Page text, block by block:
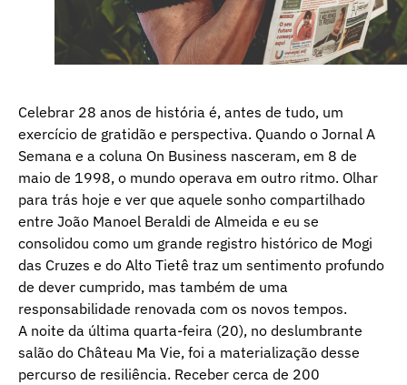
Celebrar 28 anos de história é, antes de tudo, um
exercício de gratidão e perspectiva. Quando o Jornal A
Semana e a coluna On Business nasceram, em 8 de
maio de 1998, o mundo operava em outro ritmo. Olhar
para trás hoje e ver que aquele sonho compartilhado
entre João Manoel Beraldi de Almeida e eu se
consolidou como um grande registro histórico de Mogi
das Cruzes e do Alto Tietê traz um sentimento profundo
de dever cumprido, mas também de uma
responsabilidade renovada com os novos tempos.
A noite da última quarta-feira (20), no deslumbrante
salão do Château Ma Vie, foi a materialização desse
percurso de resiliência. Receber cerca de 200